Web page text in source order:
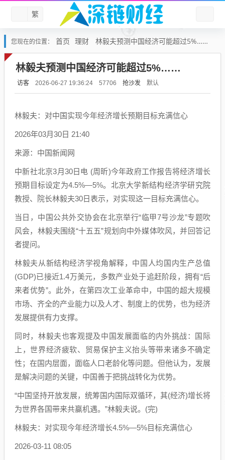
繁
您现在的位置： 首页 理财 林毅夫预测中国经济可能超过5%……
林毅夫预测中国经济可能超过5%……
访客 2026-06-27 19:36:24 57706 抢沙发 默认
林毅夫：对中国实现今年经济增长预期目标充满信心
2026年03月30日 21:40
来源：中国新闻网
中新社北京3月30日电 (周昕)今年政府工作报告将经济增长
预期目标设定为4.5%—5%。北京大学新结构经济学研究院
教授、院长林毅夫30日表示，对实现这一目标充满信心。
当日，中国公共外交协会在北京举行“临甲7号沙龙”专题吹
风会，林毅夫围绕“十五五”规划向中外媒体吹风，并回答记
者提问。
林毅夫从新结构经济学视角解释，中国人均国内生产总值
(GDP)已接近1.4万美元，多数产业处于追赶阶段，拥有“后
来者优势”。此外，在第四次工业革命中，中国的超大规模
市场、齐全的产业能力以及人才、制度上的优势，也为经济
发展提供有力支撑。
同时，林毅夫也客观提及中国发展面临的内外挑战：国际
上，世界经济疲软、贸易保护主义抬头等带来诸多不确定
性；在国内层面，面临人口老龄化等问题。但他认为，发展
是解决问题的关键，中国善于把挑战转化为优势。
“中国坚持开放发展，统筹国内国际双循环，其(经济)增长将
为世界各国带来共赢机遇。”林毅夫说。(完)
林毅夫：对实现今年经济增长4.5%—5%目标充满信心
2026-03-11 08:05